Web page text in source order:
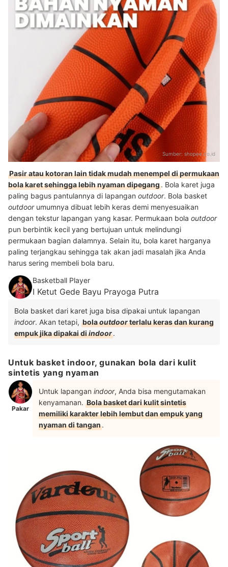
Sumber: shopee.co.id
Pasir atau kotoran lain tidak mudah menempel di permukaan
bola karet sehingga lebih nyaman dipegang. Bola karet juga
paling bagus pantulannya di lapangan outdoor. Bola basket
outdoorumumnya dibuat lebih keras demi menyesuaikan
dengan tekstur lapangan yang kasar. Permukaan bola outdoor
pun berbintik kecil yang bertujuan untuk melindungi
permukaan bagian dalamnya. Selain itu, bola karet harganya
paling terjangkau sehingga tak akan jadi masalah jika Anda
harus sering membeli bola baru.
Basketball Player
I Ketut Gede Bayu Prayoga Putra
Bola basket dari karet juga bisa dipakai untuk lapangan
indoor. Akan tetapi, bolaoutdoorterlalu keras dan kurang
empuk jika dipakai diindoor.
Untuk basket indoor, gunakan bola dari kulit
sintetis yang nyaman
Pakar
Untuk lapangan indoor, Anda bisa mengutamakan
kenyamanan. Bola basket dari kulit sintetis
memiliki karakter lebih lembut dan empuk yang
nyaman di tangan.